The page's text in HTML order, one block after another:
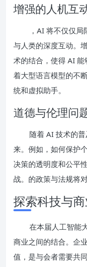
增强的人机互
，AI 将不仅仅
与人类的深度互动。
术的结合，使得 AI
着大型语言模型的不
统和虚拟助手。
道德与伦理问
随着 AI 技术的
来。例如，如何保护
决策的透明度和公平
战。的政策与法规将
探索科技与
在本届人工智能
商业之间的结合。企
值，是与会者需要共